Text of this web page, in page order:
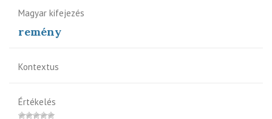
Magyar kifejezés
remény
Kontextus
Értékelés